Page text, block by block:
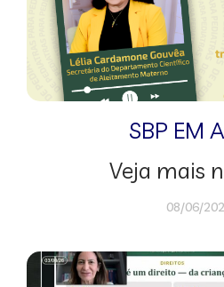
SBP EM
Veja mais
08/06/